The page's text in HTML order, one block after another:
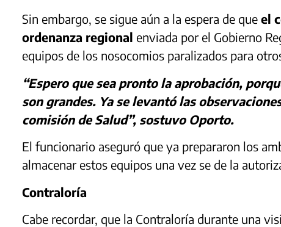
Sin embargo, se sigue aún a la espera de queel
ordenanza regional enviada por el Gobierno
equipos de los nosocomios paralizados para
“Espero que sea pronto la aprobación,
son grandes. Ya se levantó las
comisión de Salud”, sostuvo Oporto.
El funcionario aseguró que ya prepararon los
almacenar estos equipos una vez se de la
Contraloría
Cabe recordar, que la Contraloría durante una